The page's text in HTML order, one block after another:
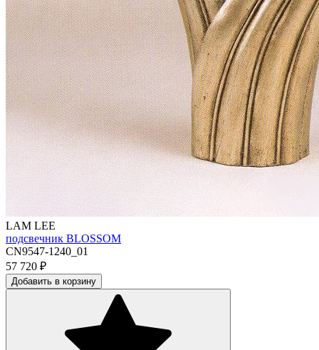
LAM LEE
подсвечник BLOSSOM
CN9547-1240_01
57 720 ₽
Добавить в корзину